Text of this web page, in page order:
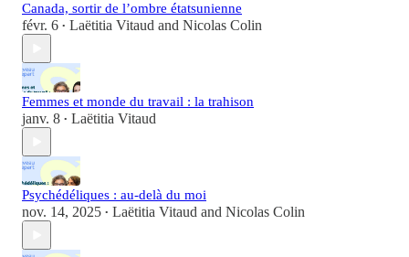
Canada, sortir de l’ombre étatsunienne
févr. 6 • Laëtitia Vitaud and Nicolas Colin
Femmes et monde du travail : la trahison
janv. 8 • Laëtitia Vitaud
Psychédéliques : au-delà du moi
nov. 14, 2025 • Laëtitia Vitaud and Nicolas Colin